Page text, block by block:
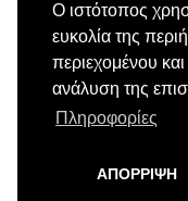
Ο ιστότοπος
ευκολία της
περιεχομένου
ανάλυση της
Πληροφορίες
ΑΠΟΡΡΙΨΗ
Κάνε
λαμβάνεις